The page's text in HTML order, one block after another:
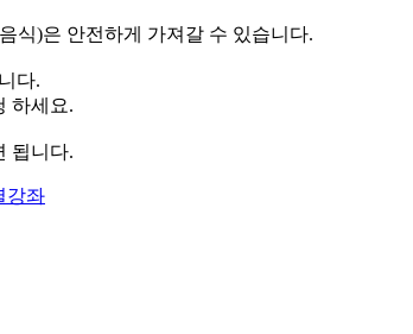
식)은 안전하게 가져갈 수 있습니다.
다.
하세요.
됩니다.
강좌